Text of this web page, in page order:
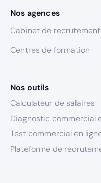
Nos agences
Cabinet de recrutement
Centres de formation
Nos outils
Calculateur de salaires
Diagnostic commercial
Test commercial en
Plateforme de